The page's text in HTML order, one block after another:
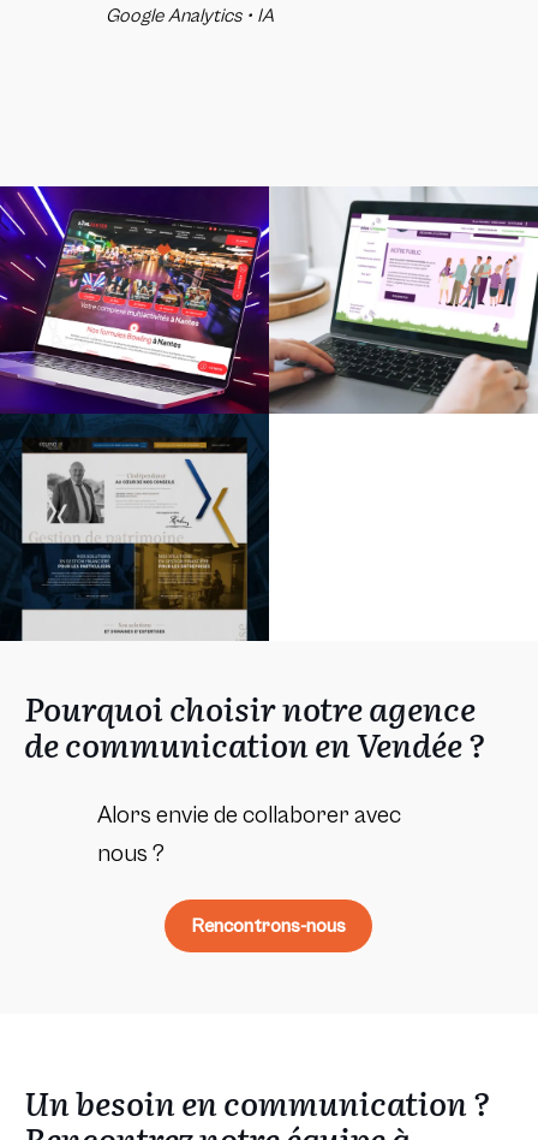
Google Analytics • IA
Création d’un site e-
commerce
pour un complexe de bowling
Logo, site web et livret
d’accueil pour une
association choletaise
Création de site internet
pour une entreprise de
gestion de patrimoine
Pourquoi choisir notre agence
de communication en Vendée ?
Alors envie de collaborer avec
nous ?
Rencontrons-nous
Un besoin en communication ?